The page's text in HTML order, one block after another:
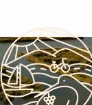
content